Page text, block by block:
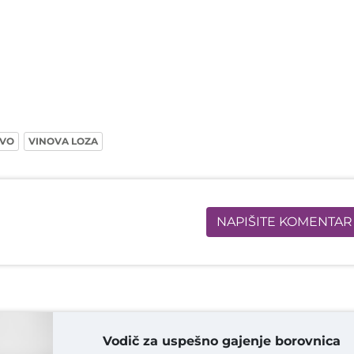
VINOVA LOZA
NAPIŠITE KOMENTAR
Vodič za uspešno gajenje borovnica